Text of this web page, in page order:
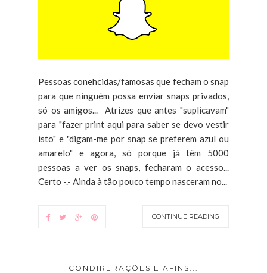
Pessoas conehcidas/famosas que fecham o snap
para que ninguém possa enviar snaps privados,
só os amigos... Atrizes que antes "suplicavam"
para "fazer print aqui para saber se devo vestir
isto" e "digam-me por snap se preferem azul ou
amarelo" e agora, só porque já têm 5000
pessoas a ver os snaps, fecharam o acesso...
Certo -.- Ainda à tão pouco tempo nasceram no...
CONTINUE READING
CONDIRERAÇÕES E AFINS...